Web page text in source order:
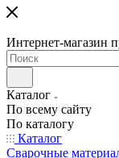
Интернет-магазин
Каталог
По всему сайту
По каталогу
Каталог
Сварочные